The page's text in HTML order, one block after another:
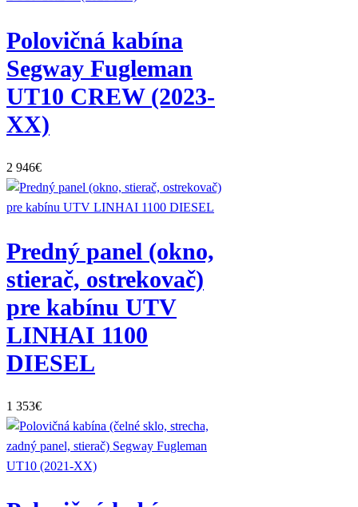
Polovičná kabína
Segway Fugleman
UT10 CREW (2023-
XX)
2 946€
Predný panel (okno,
stierač, ostrekovač)
pre kabínu UTV
LINHAI 1100
DIESEL
1 353€